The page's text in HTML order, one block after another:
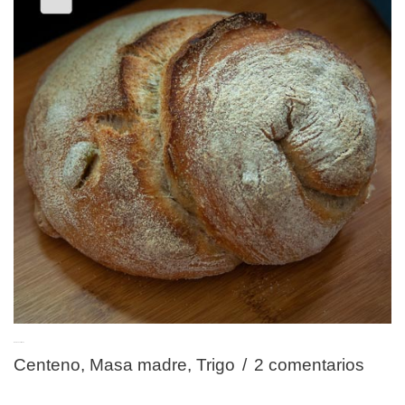
Centeno, Masa madre, Trigo 2 comentarios